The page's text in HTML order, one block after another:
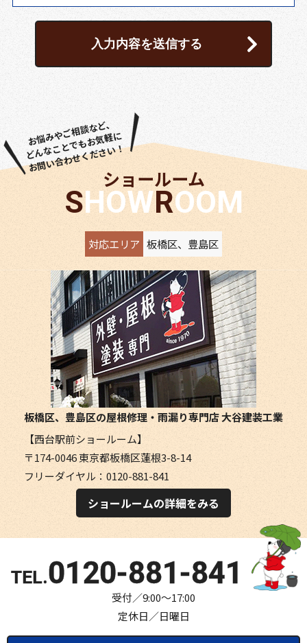
お悩みやご相談など、
どんなことでもお気軽に
お問い合わせください！
ショールーム
SHOW ROOM
対応エリア 板橋区、豊島区
板橋区、豊島区の屋根修理・雨漏り専門店大谷建装工業
【西台駅前ショールーム】
〒174-0046 東京都板橋区蓮根3-8-14
フリーダイヤル：0120-881-841
ショールームの詳細をみる
0120-881-841
受付／9:00～17:00
定休日／日曜日